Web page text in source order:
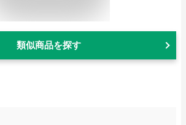
類似商品を探す